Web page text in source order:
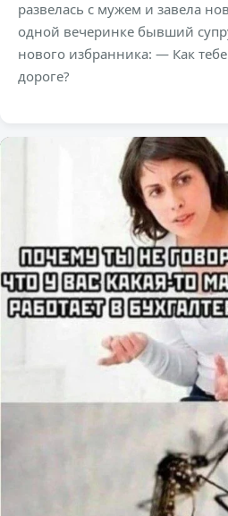
развелась с мужем и завела
одной вечеринке бывший
нового избранника: — Как
дороге?